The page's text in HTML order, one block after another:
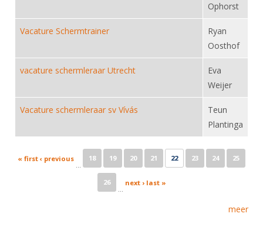
Ophorst
Vacature Schermtrainer
Ryan
Oosthof
vacature schermleraar Utrecht
Eva
Weijer
Vacature schermleraar sv Vívás
Teun
Plantinga
Pages
« first ‹ previous
…
18 19 20 21 22 23 24 25
26
…
next › last »
meer